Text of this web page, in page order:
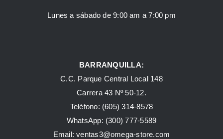
Lunes a sábado de 9:00 am a 7:00 pm
BARRANQUILLA:
C.C. Parque Central Local 148
Carrera 43 Nº 50-12.
Teléfono: (605) 314-8578
WhatsApp: (300) 777-5589
Email: ventas3@omega-store.com